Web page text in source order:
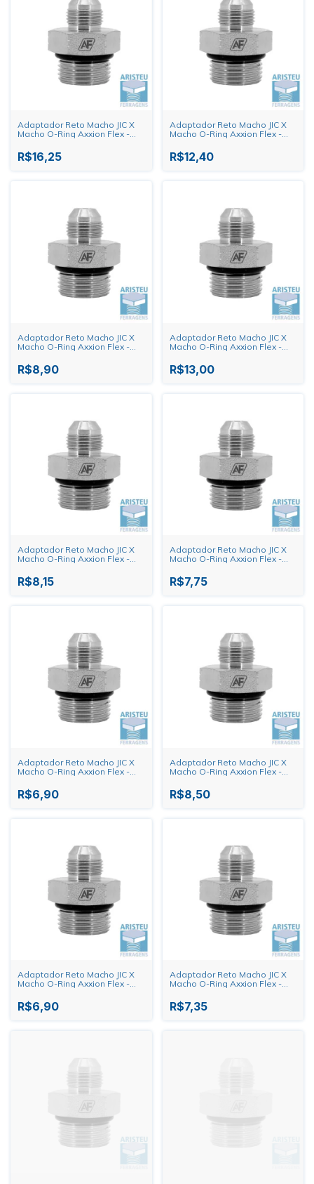
Adaptador Reto Macho JIC X
Macho O-Ring Axxion Flex -
R$16,25
Adaptador Reto Macho JIC X
Macho O-Ring Axxion Flex -
R$12,40
Adaptador Reto Macho JIC X
Macho O-Ring Axxion Flex -
R$8,90
Adaptador Reto Macho JIC X
Macho O-Ring Axxion Flex -
R$13,00
Adaptador Reto Macho JIC X
Macho O-Ring Axxion Flex -
R$8,15
Adaptador Reto Macho JIC X
Macho O-Ring Axxion Flex -
R$7,75
Adaptador Reto Macho JIC X
Macho O-Ring Axxion Flex -
R$6,90
Adaptador Reto Macho JIC X
Macho O-Ring Axxion Flex -
R$8,50
Adaptador Reto Macho JIC X
Macho O-Ring Axxion Flex -
R$6,90
Adaptador Reto Macho JIC X
Macho O-Ring Axxion Flex -
R$7,35